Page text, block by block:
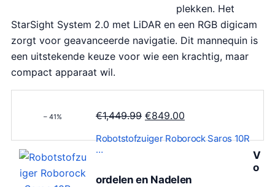
plekken. Het
StarSight System 2.0 met LiDAR en een RGB digicam
zorgt voor geavanceerde navigatie. Dit mannequin is
een uitstekende keuze voor wie een krachtig, maar
compact apparaat wil.
– 41% €1,449.99 O
p
€849.00
i
Robotstofzuiger Roborock Saros 10R
…
V
o
ordelen en Nadelen